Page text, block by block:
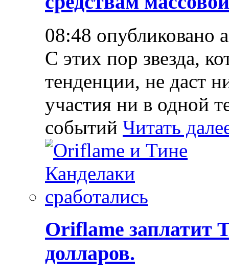
08:48 опубликовано
С этих пор звезда,
тенденции, не даст
участия ни в одной
событий Читать
Oriflame заплатит
долларов.